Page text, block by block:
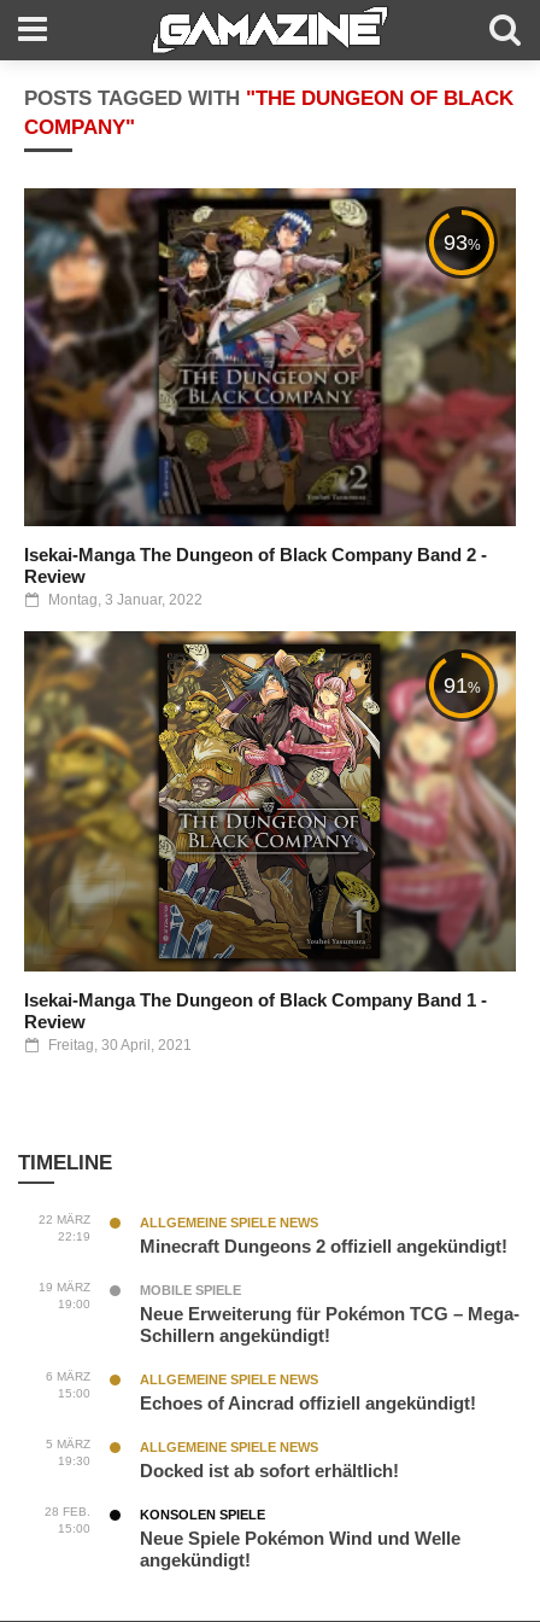
POSTS TAGGED WITH "THE DUNGEON OF BLACK
COMPANY"
93%
Isekai-Manga The Dungeon of Black Company Band 2 -
Review
Montag, 3 Januar, 2022
91%
Isekai-Manga The Dungeon of Black Company Band 1 -
Review
Freitag, 30 April, 2021
TIMELINE
22 MÄRZ
22:19
ALLGEMEINE SPIELE NEWS
Minecraft Dungeons 2 offiziell angekündigt!
19 MÄRZ
19:00
MOBILE SPIELE
Neue Erweiterung für Pokémon TCG – Mega-
Schillern angekündigt!
6 MÄRZ
15:00
ALLGEMEINE SPIELE NEWS
Echoes of Aincrad offiziell angekündigt!
5 MÄRZ
19:30
ALLGEMEINE SPIELE NEWS
Docked ist ab sofort erhältlich!
28 FEB.
15:00
KONSOLEN SPIELE
Neue Spiele Pokémon Wind und Welle
angekündigt!